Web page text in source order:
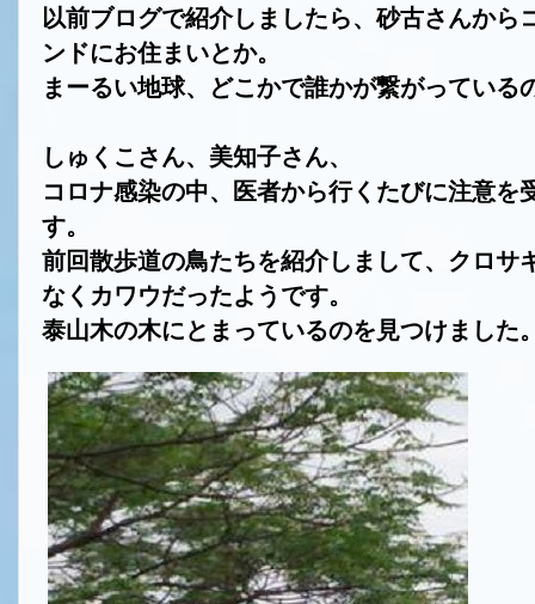
以前ブログで紹介しましたら、砂古さんか
ンドにお住まいとか。
まーるい地球、どこかで誰かが繋がっている
しゅくこさん、美知子さん、
コロナ感染の中、医者から行くたびに注意
す。
前回散歩道の鳥たちを紹介しまして、 クロサ
なくカワウだったようです。
泰山木の木にとまっているのを見つけました